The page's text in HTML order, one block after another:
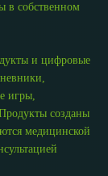
в собственном
и цифровые
игры,
созданы
медицинской